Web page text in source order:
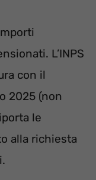
L’INPS
con il
2025 (non
le
alla richiesta